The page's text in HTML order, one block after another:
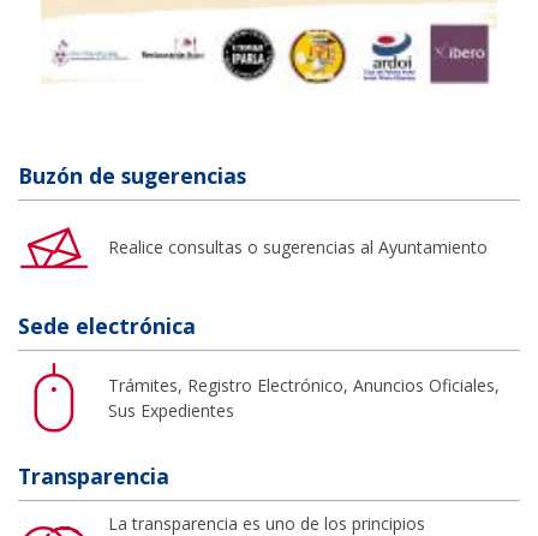
Buzón de sugerencias
Realice consultas o sugerencias al Ayuntamiento
Sede electrónica
Trámites, Registro Electrónico, Anuncios Oficiales,
Sus Expedientes
Transparencia
La transparencia es uno de los principios